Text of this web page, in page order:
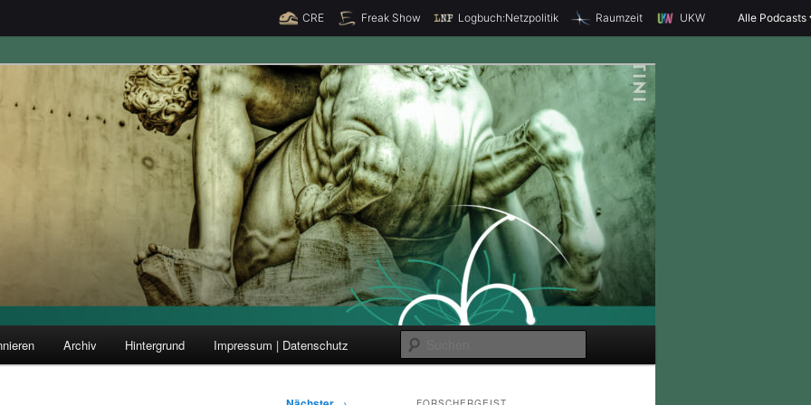
CRE Freak Show Logbuch:Netzpolitik Raumzeit UKW Alle Podcasts
und Forschung
u
Archiv Hintergrund Impressum | Datenschutz